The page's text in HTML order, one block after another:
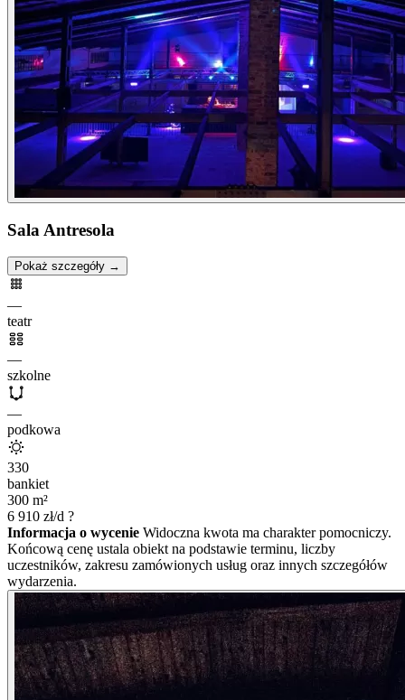
Sala Antresola
Pokaż szczegóły →
—
teatr
—
szkolne
—
podkowa
330
bankiet
300 m²
6 910 zł/d ?
Informacja o wycenie Widoczna kwota ma charakter pomocniczy.
Końcową cenę ustala obiekt na podstawie terminu, liczby
uczestników, zakresu zamówionych usług oraz innych szczegółów
wydarzenia.